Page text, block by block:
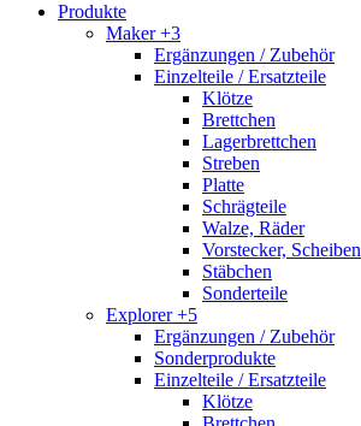
Produkte
Maker +3
Ergänzungen / Zubehör
Einzelteile / Ersatzteile
Klötze
Brettchen
Lagerbrettchen
Streben
Platte
Schrägteile
Walze, Räder
Vorstecker, Scheiben
Stäbchen
Sonderteile
Explorer +5
Ergänzungen / Zubehör
Sonderprodukte
Einzelteile / Ersatzteile
Klötze